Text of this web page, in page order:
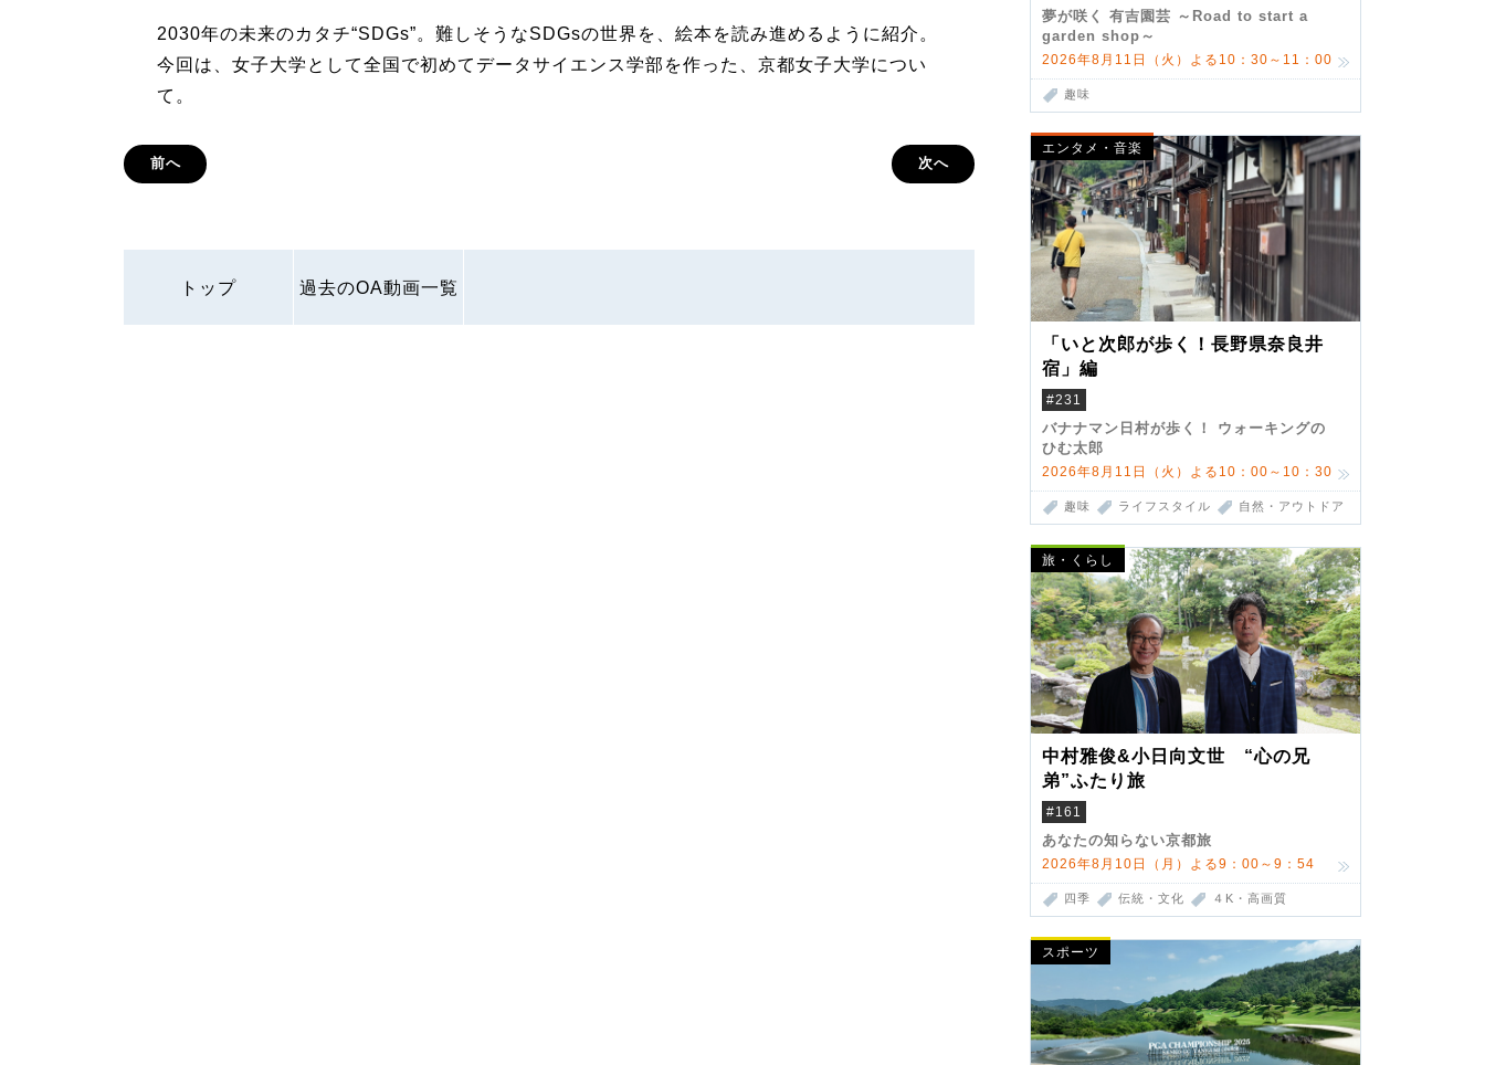
夢が咲く 有吉園芸 ～Road to start a
garden shop～
2026年8月11日（火）よる10：30～11：00
趣味
エンタメ・音楽
「いと次郎が歩く！長野県奈良井
宿」編
#231
バナナマン日村が歩く！ ウォーキングの
ひむ太郎
2026年8月11日（火）よる10：00～10：30
趣味 ライフスタイル 自然・アウトドア
旅・くらし
中村雅俊&小日向文世 “心の兄
弟”ふたり旅
#161
あなたの知らない京都旅
2026年8月10日（月）よる9：00～9：54
四季 伝統・文化 ４K・高画質
スポーツ
2030年の未来のカタチ“SDGs”。難しそうなSDGsの世界を、絵本を読み進めるように紹介。
今回は、女子大学として全国で初めてデータサイエンス学部を作った、京都女子大学につい
て。
前へ 次へ
トップ 過去のOA動画一覧